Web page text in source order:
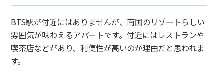
BTS駅が付近にはありませんが、南国のリゾートらしい
雰囲気が味わえるアパートです。付近にはレストランや
喫茶店などがあり、利便性が高いのが理由だと思われま
す。